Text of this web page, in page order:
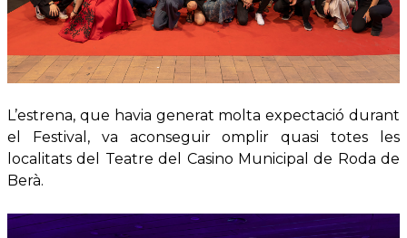
L’estrena, que havia generat molta expectació durant
el Festival, va aconseguir omplir quasi totes les
localitats del Teatre del Casino Municipal de Roda de
Berà.